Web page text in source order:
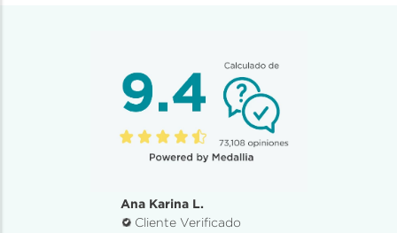
Ana Karina L.
Cliente Verificado